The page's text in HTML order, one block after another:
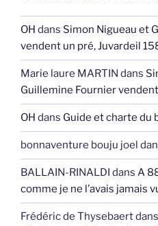
OH dans Simon Nigueau et
vendent un pré, Juvardeil
Marie laure MARTIN dans
Guillemine Fournier
OH dans Guide et charte du
bonnaventure bouju joel
BALLAIN-RINALDI dans A
comme je ne l’avais jamais
Frédéric de Thysebaertdans